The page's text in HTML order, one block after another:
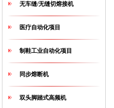
无车缝/无缝切熔接机
医疗自动化项目
制鞋工业自动化项目
同步熔断机
双头脚踏式高频机